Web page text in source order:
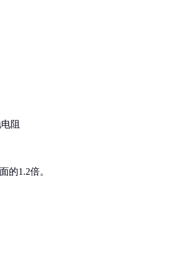
阻
的1.2倍。